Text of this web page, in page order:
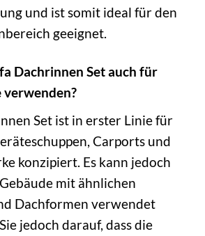
und ist somit ideal für den
geeignet.
Dachrinnen Set auch für
verwenden?
Set ist in erster Linie für
Carports und
konzipiert. Es kann jedoch
mit ähnlichen
Dachformen verwendet
jedoch darauf, dass die